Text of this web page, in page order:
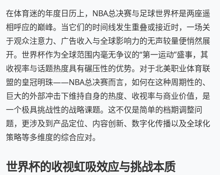
在体育迷的年度日历上，NBA总决赛与足球世界杯是两座遥
相呼应的巅峰。当它们的时间线发生重叠或接近时，一场关
于观众注意力、广告收入与全球影响力的无声较量便悄然展
开。世界杯作为全球范围内毫无争议的“第一运动”盛事，其
收视率与话题热度具有碾压性的优势。对于北美职业体育联
盟的皇冠明珠——NBA总决赛而言，如何在这种周期性的、
巨大的外部冲击下维持自身的热度、收视率与商业价值，是
一个极具挑战性的战略课题。这不仅是简单的档期调整问
题，更涉及到产品定位、内容创新、数字化传播以及全球化
策略等多维度的综合应对。
世界杯的收视虹吸效应与挑战本质